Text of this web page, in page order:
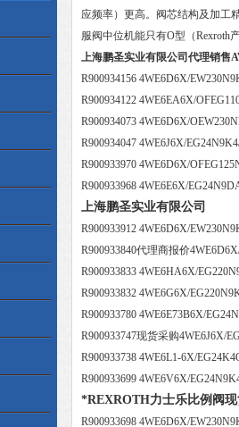
应频率）更高。阀芯结构及加工
服阀中位机能只有O型（Rexroth
上海鹏圣实业有限公司代理销售
R900934156 4WE6D6X/
R900934122 4WE6EA6X/
R900934073 4WE6D6X/
R900934047 4WE6J6X/
R900933970 4WE6D6X/
R900933968 4WE6E6X/
上海鹏圣实业有限公司
R900933912 4WE6D6X/
R900933840代理商报价
R900933833 4WE6HA6X/
R900933832 4WE6G6X/
R900933780 4WE6E73B6X/
R900933747现货采购4WE6J6X/
R900933738 4WE6L1-6X/
R900933699 4WE6V6X/
*REXROTH力士乐比例阀
R900933698 4WE6D6X/